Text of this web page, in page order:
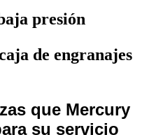
presión
de engranajes
que Mercury
su servicio